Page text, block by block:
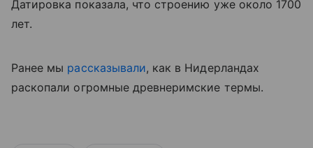
Датировка показала, что строению уже около 1700
лет.
Ранее мы рассказывали, как в Нидерландах
раскопали огромные древнеримские термы.